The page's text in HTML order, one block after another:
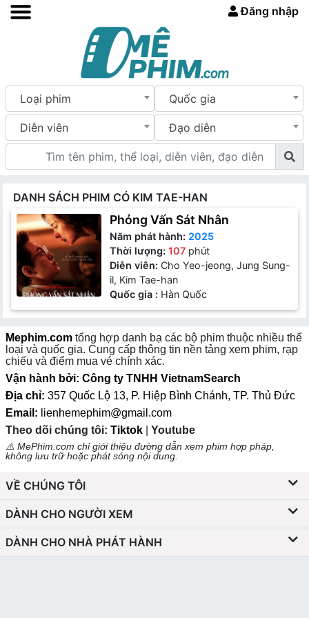
Đăng nhập
Loại phim Quốc gia
Diễn viên Đạo diễn
DANH SÁCH PHIM CÓ KIM TAE-HAN
Phỏng Vấn Sát Nhân
Năm phát hành: 2025
Thời lượng: 107phút
Diễn viên: Cho Yeo-jeong, Jung Sung-
il, Kim Tae-han
Quốc gia : Hàn Quốc
Mephim.com tổng hợp danh bạ các bộ phim thuộc nhiều thể
loại và quốc gia. Cung cấp thông tin nền tảng xem phim, rạp
chiếu và điểm mua vé chính xác.
Vận hành bởi: Công ty TNHH VietnamSearch
Địa chỉ: 357 Quốc Lộ 13, P. Hiệp Bình Chánh, TP. Thủ Đức
Email: lienhemephim@gmail.com
Theo dõi chúng tôi: Tiktok Youtube
⚠️ MePhim.com chỉ giới thiệu đường dẫn xem phim hợp pháp,
không lưu trữ hoặc phát sóng nội dung.
VỀ CHÚNG TÔI
DÀNH CHO NGƯỜI XEM
DÀNH CHO NHÀ PHÁT HÀNH